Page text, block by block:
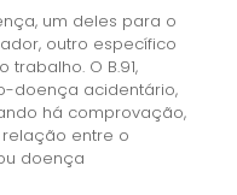
um deles para o
outro específico
O B.91,
doença acidentário,
há comprovação,
relação entre o
doença